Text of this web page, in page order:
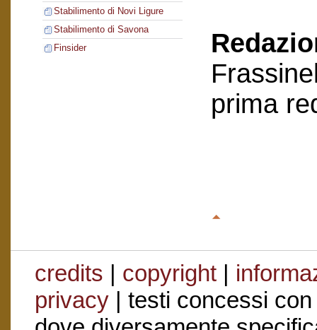
Stabilimento di Novi Ligure
Stabilimento di Savona
Finsider
prima
credits | copyright|
privacy| testi concessi